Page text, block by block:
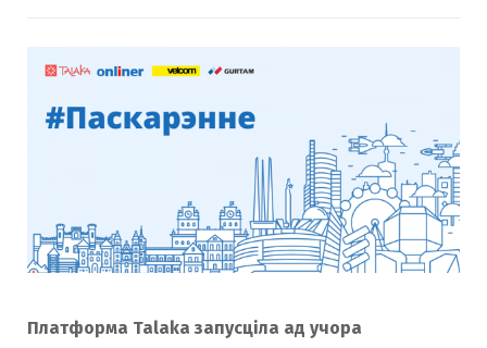
Платформа Talaka запусціла ад учора